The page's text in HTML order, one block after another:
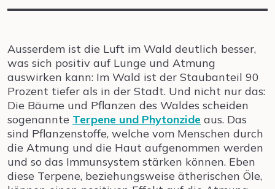
Ausserdem ist die Luft im Wald deutlich besser,
was sich positiv auf Lunge und Atmung
auswirken kann: Im Wald ist der Staubanteil 90
Prozent tiefer als in der Stadt. Und nicht nur das:
Die Bäume und Pflanzen des Waldes scheiden
sogenannte Terpene und Phytonzide aus. Das
sind Pflanzenstoffe, welche vom Menschen durch
die Atmung und die Haut aufgenommen werden
und so das Immunsystem stärken können. Eben
diese Terpene, beziehungsweise ätherischen Öle,